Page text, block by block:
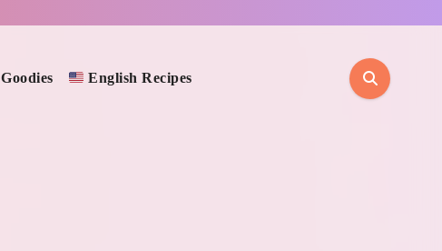
Goodies English Recipes